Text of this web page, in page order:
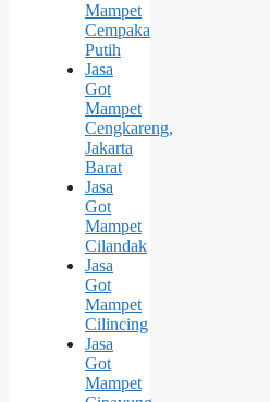
Mampet
Cempaka
Putih
Jasa
Got
Mampet
Cengkareng,
Jakarta
Barat
Jasa
Got
Mampet
Cilandak
Jasa
Got
Mampet
Cilincing
Jasa
Got
Mampet